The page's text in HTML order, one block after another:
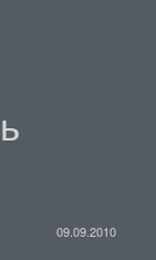
09.09.2010